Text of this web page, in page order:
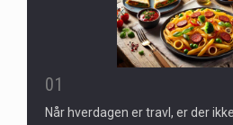
01
Når hverdagen er travl, er der